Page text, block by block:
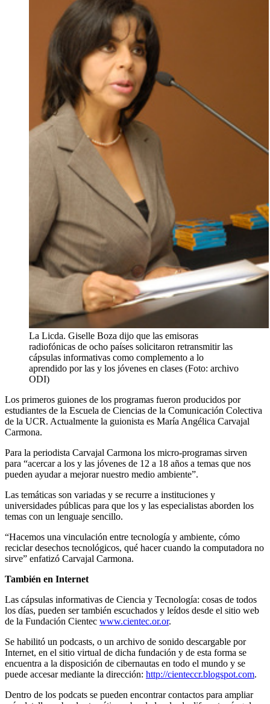
La Licda. Giselle Boza dijo que las emisoras
radiofónicas de ocho países solicitaron retransmitir las
cápsulas informativas como complemento a lo
aprendido por las y los jóvenes en clases (Foto: archivo
ODI)
Los primeros guiones de los programas fueron producidos por
estudiantes de la Escuela de Ciencias de la Comunicación Colectiva
de la UCR. Actualmente la guionista es María Angélica Carvajal
Carmona.
Para la periodista Carvajal Carmona los micro-programas sirven
para “acercar a los y las jóvenes de 12 a 18 años a temas que nos
pueden ayudar a mejorar nuestro medio ambiente”.
Las temáticas son variadas y se recurre a instituciones y
universidades públicas para que los y las especialistas aborden los
temas con un lenguaje sencillo.
“Hacemos una vinculación entre tecnología y ambiente, cómo
reciclar desechos tecnológicos, qué hacer cuando la computadora no
sirve” enfatizó Carvajal Carmona.
También en Internet
Las cápsulas informativas de Ciencia y Tecnología: cosas de todos
los días, pueden ser también escuchados y leídos desde el sitio web
de la Fundación Cientec www.cientec.or.or.
Se habilitó un podcasts, o un archivo de sonido descargable por
Internet, en el sitio virtual de dicha fundación y de esta forma se
encuentra a la disposición de cibernautas en todo el mundo y se
puede accesar mediante la dirección: http://cienteccr.blogspot.com.
Dentro de los podcats se pueden encontrar contactos para ampliar